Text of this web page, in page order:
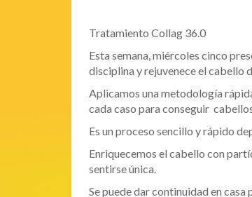
Tratamiento Collag 36.0
Esta semana, miércoles cinco
disciplina y rejuvenece el cabello
Aplicamos una metodología
cada caso para conseguir
Es un proceso sencillo y rápido
Enriquecemos el cabello con
sentirse única.
Se puede dar continuidad en